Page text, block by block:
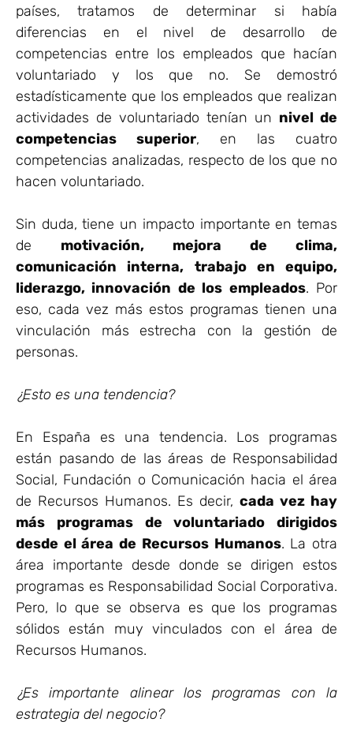
países, tratamos de determinar si había
diferencias en el nivel de desarrollo de
competencias entre los empleados que hacían
voluntariado y los que no. Se demostró
estadísticamente que los empleados que realizan
actividades de voluntariado tenían un nivel de
competencias superior, en las cuatro
competencias analizadas, respecto de los que no
hacen voluntariado.
Sin duda, tiene un impacto importante en temas
de motivación, mejora de clima,
comunicación interna, trabajo en equipo,
liderazgo, innovación de los empleados. Por
eso, cada vez más estos programas tienen una
vinculación más estrecha con la gestión de
personas.
¿Esto es una tendencia?
En España es una tendencia. Los programas
están pasando de las áreas de Responsabilidad
Social, Fundación o Comunicación hacia el área
de Recursos Humanos. Es decir, cada vez hay
más programas de voluntariado dirigidos
desde el área de Recursos Humanos. La otra
área importante desde donde se dirigen estos
programas es Responsabilidad Social Corporativa.
Pero, lo que se observa es que los programas
sólidos están muy vinculados con el área de
Recursos Humanos.
¿Es importante alinear los programas con la
estrategia del negocio?